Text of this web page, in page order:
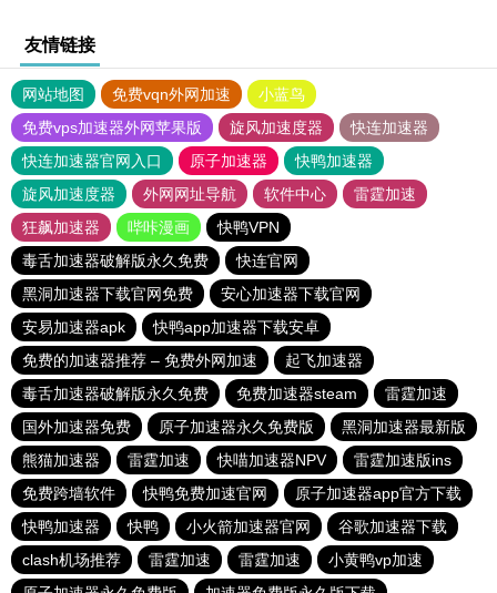
友情链接
网站地图 免费vqn外网加速
小蓝鸟
免费vps加速器外网苹果版
旋风加速度器
快连加速器
快连加速器官网入口
原子加速器
快鸭加速器
旋风加速度器
外网网址导航 软件中心
雷霆加速
狂飙加速器
哔咔漫画
快鸭VPN
毒舌加速器破解版永久免费
快连官网
黑洞加速器下载官网免费
安心加速器下载官网
安易加速器apk
快鸭app加速器下载安卓
免费的加速器推荐 – 免费外网加速
起飞加速器
毒舌加速器破解版永久免费
免费加速器steam
雷霆加速
国外加速器免费
原子加速器永久免费版
黑洞加速器最新版
熊猫加速器
雷霆加速 快喵加速器NPV
雷霆加速版ins
免费跨墙软件
快鸭免费加速官网
原子加速器app官方下载
快鸭加速器
快鸭 小火箭加速器官网
谷歌加速器下载
clash机场推荐
雷霆加速 雷霆加速
小黄鸭vp加速